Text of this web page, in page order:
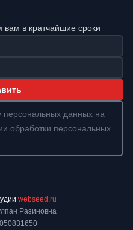
в кратчайшие сроки
персональных данных на
обработки персональных
Разиновна
webseed.ru